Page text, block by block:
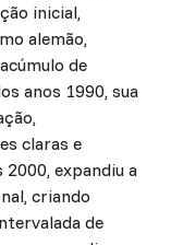
inicial,
alemão,
de
anos 1990, sua
claras e
expandiu a
criando
de